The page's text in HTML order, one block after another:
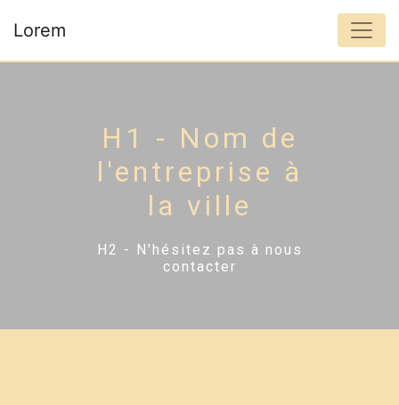
Lorem
H1 - Nom de
l'entreprise à
la ville
H2 - N'hésitez pas à nous
contacter